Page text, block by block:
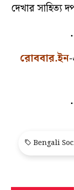
দেখার সাহিত্য
রোববার.ইন
Bengali